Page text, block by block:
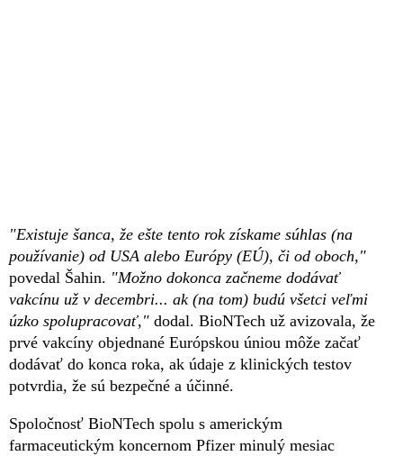
"Existuje šanca, že ešte tento rok získame súhlas (na
používanie) od USA alebo Európy (EÚ), či od oboch,"
povedal Šahin. "Možno dokonca začneme dodávať
vakcínu už v decembri... ak (na tom) budú všetci veľmi
úzko spolupracovať," dodal. BioNTech už avizovala, že
prvé vakcíny objednané Európskou úniou môže začať
dodávať do konca roka, ak údaje z klinických testov
potvrdia, že sú bezpečné a účinné.
Spoločnosť BioNTech spolu s americkým
farmaceutickým koncernom Pfizer minulý mesiac